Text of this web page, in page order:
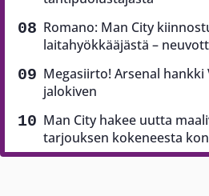
Romano: Man City
laitahyökkääjästä –
Megasiirto! Arsenal hankki
jalokiven
Man City hakee uutta
tarjouksen kokeneesta